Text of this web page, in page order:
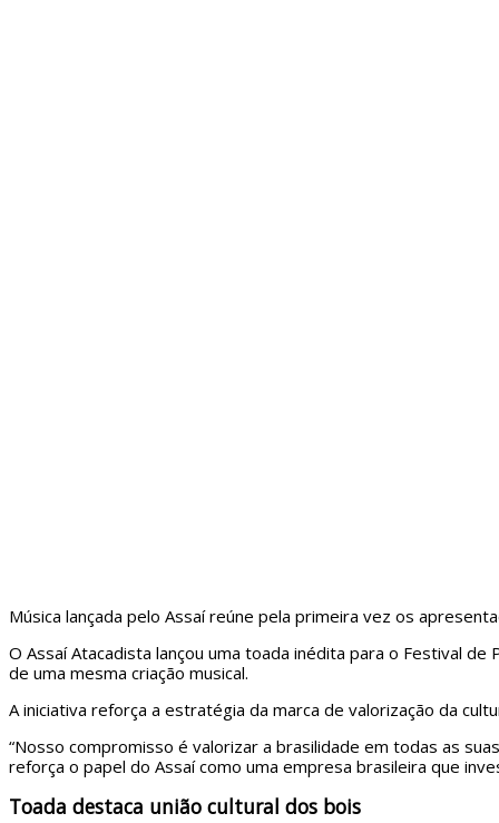
Música lançada pelo Assaí reúne pela primeira vez os
O Assaí Atacadista lançou uma toada inédita para o Festival
de uma mesma criação musical.
A iniciativa reforça a estratégia da marca de valorização da
“Nosso compromisso é valorizar a brasilidade em todas as
reforça o papel do Assaí como uma empresa brasileira que
Toada destaca união cultural dos bois